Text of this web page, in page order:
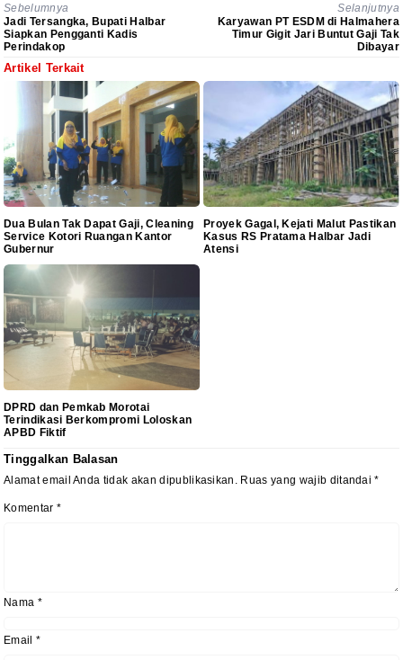
Sebelumnya
Jadi Tersangka, Bupati Halbar
Siapkan Pengganti Kadis
Perindakop
Selanjutnya
Karyawan PT ESDM di Halmahera
Timur Gigit Jari Buntut Gaji Tak
Dibayar
Artikel Terkait
Dua Bulan Tak Dapat Gaji, Cleaning
Service Kotori Ruangan Kantor
Gubernur
Proyek Gagal, Kejati Malut Pastikan
Kasus RS Pratama Halbar Jadi
Atensi
DPRD dan Pemkab Morotai
Terindikasi Berkompromi Loloskan
APBD Fiktif
Tinggalkan Balasan
Alamat email Anda tidak akan dipublikasikan. Ruas yang wajib ditandai*
Komentar *
Nama *
Email *